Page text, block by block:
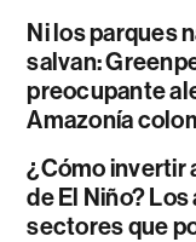
Ni los parques
salvan:
preocupante
Amazonía
¿Cómo invertir
de El Niño?
sectores que